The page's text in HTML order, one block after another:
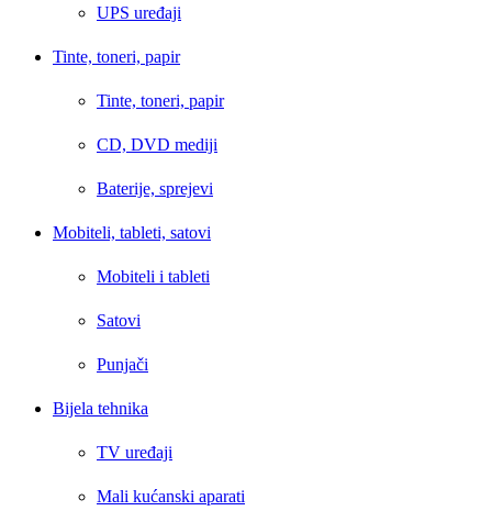
UPS uređaji
Tinte, toneri, papir
Tinte, toneri, papir
CD, DVD mediji
Baterije, sprejevi
Mobiteli, tableti, satovi
Mobiteli i tableti
Satovi
Punjači
Bijela tehnika
TV uređaji
Mali kućanski aparati